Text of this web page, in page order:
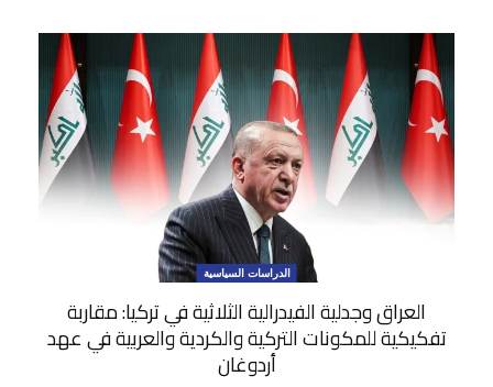
الدراسات السياسية
العراق وجدلية الفيدرالية الثلاثية في تركيا: مقاربة
تفكيكية للمكونات التركية والكردية والعربية في عهد
أردوغان